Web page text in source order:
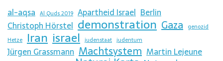
al-aqsa Al Quds 2019 Apartheid Israel Berlin
Christoph Hörstel demonstration Gaza genozid
Hetze Iran israel judenstaat judentum
Jürgen Grassmann Machtsystem Martin Lejeune